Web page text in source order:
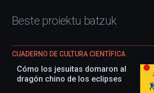
Beste proiektu batzuk
CUADERNO DE CULTURA CIENTÍFICA
Cómo los jesuitas domaron al
dragón chino de los eclipses